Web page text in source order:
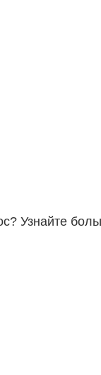
Узнайте